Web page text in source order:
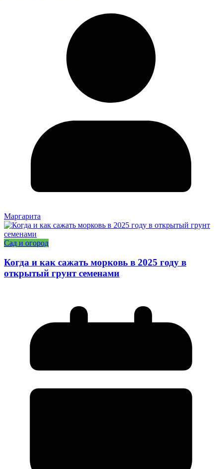
Маргарита
Сад и огород
Когда и как сажать морковь в 2025 году в
открытый грунт семенами